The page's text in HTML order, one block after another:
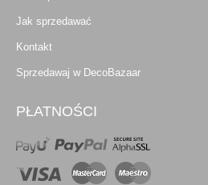
Jak sprzedawać
Kontakt
Sprzedawaj w DecoBazaar
PŁATNOŚCI